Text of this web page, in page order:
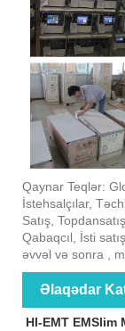
Qaynar Teqlər:
İstehsalçılar,
Satış,
Qabaqcıl, İsti
əvvəl və sonra ,
Əlaqədar
HI-EMT EMSlim